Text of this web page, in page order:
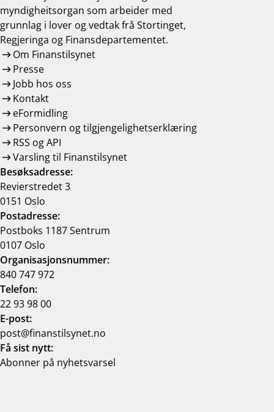
myndigheitsorgan som arbeider med
grunnlag i lover og vedtak frå Stortinget,
Regjeringa og Finansdepartementet.
Om Finanstilsynet
Presse
Jobb hos oss
Kontakt
eFormidling
Personvern og tilgjengelighetserklæring
RSS og API
Varsling til Finanstilsynet
Besøksadresse:
Revierstredet 3
0151 Oslo
Postadresse:
Postboks 1187 Sentrum
0107 Oslo
Organisasjonsnummer:
840 747 972
Telefon:
22 93 98 00
E-post:
post@finanstilsynet.no
Få sist nytt:
Abonner på nyhetsvarsel